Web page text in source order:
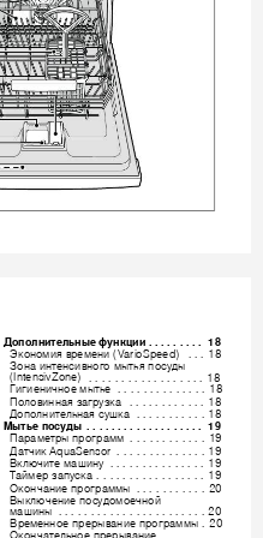
 ooee y 1 8
oo pee (VarioSpeed ) 1 8
oa ecoo  ocy
(Inte nsivZone) 1 8
eoe  . . . . . . . . . . . . . . 8
ooa apya 1 8
ooea cya 1 8
Me ocy . . . . . . . . . . . . . . . . . . . 1 9
apaep popa . . . . . . . . . . . . 1 9
 AquaSensor 1 9
Be ay 19
Taep ayca 1 9
Ooae popa 20
Bee ocyooeo
a 20
Bpeeoe pepae popa .20
Ooaeoe pepae